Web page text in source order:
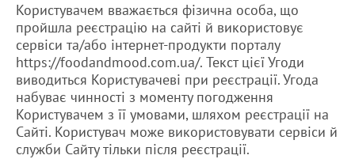
Користувачем вважається фізична особа, що
пройшла реєстрацію на сайті й використовує
сервіси та/або інтернет-продукти порталу
https://foodandmood.com.ua/. Текст цієї Угоди
виводиться Користувачеві при реєстрації. Угода
набуває чинності з моменту погодження
Користувачем з її умовами, шляхом реєстрації на
Сайті. Користувач може використовувати сервіси й
служби Сайту тільки після реєстрації.